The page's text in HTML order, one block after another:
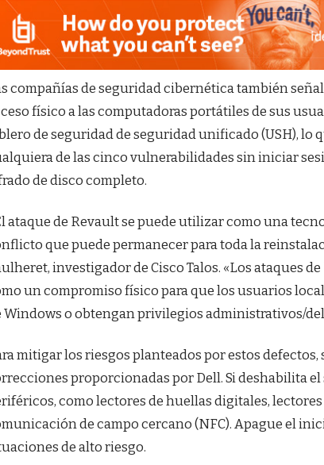
compañías de seguridad cibernética también
físico a las computadoras portátiles de sus
de seguridad de seguridad unificado (USH), lo
de las cinco vulnerabilidades sin iniciar
de disco completo.
ataque de Revault se puede utilizar como una
que puede permanecer para toda la
investigador de Cisco Talos. «Los ataques
un compromiso físico para que los usuarios
Windows o obtengan privilegios administrativos/del
mitigar los riesgos planteados por estos
proporcionadas por Dell. Si deshabilita
como lectores de huellas digitales,
de campo cercano (NFC). Apague el
de alto riesgo.